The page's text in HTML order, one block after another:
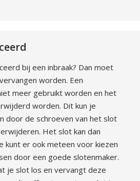
bij een inbraak? Dan moet
worden. Een
meer gebruikt worden en het
worden. Dit kun je
door de schroeven van het slot
Het slot kan dan
kunt er ook meteen voor kiezen
door een goede slotenmaker.
je slot los en vervangt deze